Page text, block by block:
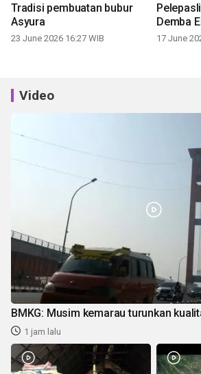
Tradisi pembuatan bubur
Asyura
23 June 2026 16:27 WIB
Demba
17 June
Video
BMKG: Musim kemarau turunkan
1 jam lalu